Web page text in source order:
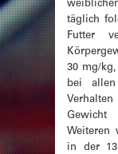
täglich
Futter
30 mg/
bei allen
Gewicht
Weiteren
in der